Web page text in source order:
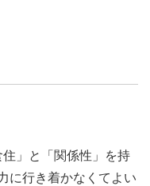
」と「関係性」を持
に行き着かなくてよい